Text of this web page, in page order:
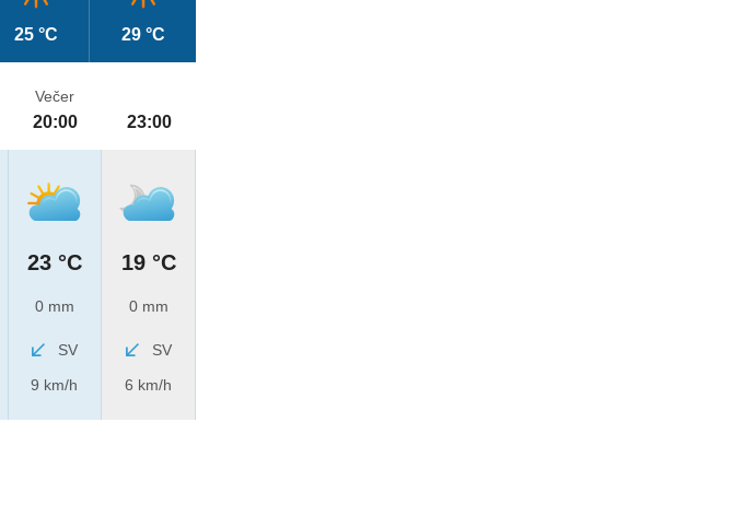
25 °C 29 °C
Večer
20:00
23 °C
0 mm
SV
9 km/h
23:00
19 °C
0 mm
SV
6 km/h